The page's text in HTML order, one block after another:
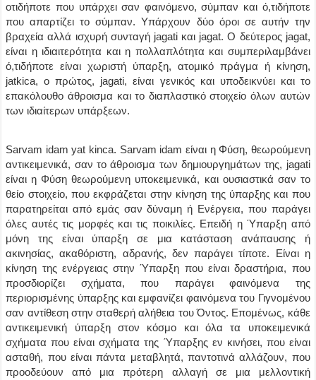
οτιδήποτε που υπάρχει σαν φαινόμενο, σύμπαν και ό,τιδήποτε
που απαρτίζει το σύμπαν. Υπάρχουν δύο όροι σε αυτήν την
βραχεία αλλά ισχυρή συνταγή jagati και jagat. Ο δεύτερος jagat,
είναι η ιδιαιτερότητα και η πολλαπλότητα και συμπεριλαμβάνει
ό,τιδήποτε είναι χωριστή ύπαρξη, ατομικό πράγμα ή κίνηση,
jatkica, ο πρώτος, jagati, είναι γενικός και υποδεικνύει και το
επακόλουθο άθροισμα και το διαπλαστικό στοιχείο όλων αυτών
των ιδιαίτερων υπάρξεων.
Sarvam idam yat kinca. Sarvam idam είναι η Φύση, θεωρούμενη
αντικειμενικά, σαν το άθροισμα των δημιουργημάτων της, jagati
είναι η Φύση θεωρούμενη υποκειμενικά, και ουσιαστικά σαν το
θείο στοιχείο, που εκφράζεται στην κίνηση της ύπαρξης και που
παρατηρείται από εμάς σαν δύναμη ή Ενέργεια, που παράγει
όλες αυτές τις μορφές και τις ποικιλίες. Επειδή η Ύπαρξη από
μόνη της είναι ύπαρξη σε μια κατάσταση ανάπαυσης ή
ακινησίας, ακαθόριστη, αδρανής, δεν παράγει τίποτε. Είναι η
κίνηση της ενέργειας στην Ύπαρξη που είναι δραστήρια, που
προσδιορίζει σχήματα, που παράγει φαινόμενα της
περιορισμένης ύπαρξης και εμφανίζει φαινόμενα του Γιγνομένου
σαν αντίθεση στην σταθερή αλήθεια του Όντος. Επομένως, κάθε
αντικειμενική ύπαρξη στον κόσμο και όλα τα υποκειμενικά
σχήματα που είναι σχήματα της Ύπαρξης εν κινήσει, που είναι
ασταθή, που είναι πάντα μεταβλητά, παντοτινά αλλάζουν, που
προοδεύουν από μια πρότερη αλλαγή σε μια μελλοντική